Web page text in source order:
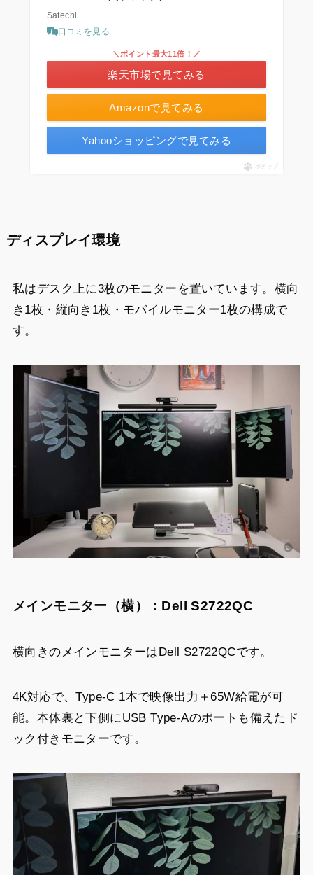
Satechi
口コミを見る
Amazonで見てみる
＼ポイント最大11倍！／
楽天市場で見てみる
Yahooショッピングで見てみる
ポチップ
ディスプレイ環境
私はデスク上に3枚のモニターを置いています。横向
き1枚・縦向き1枚・モバイルモニター1枚の構成で
す。
メインモニター（横）：Dell S2722QC
横向きのメインモニターはDell S2722QCです。
4K対応で、Type-C 1本で映像出力＋65W給電が可
能。本体裏と下側にUSB Type-Aのポートも備えたド
ック付きモニターです。